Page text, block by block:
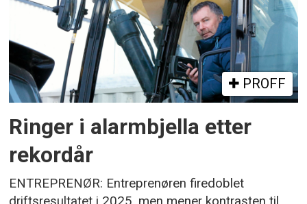
PROFF
Ringer i alarmbjella etter
rekordår
ENTREPRENØR: Entreprenøren firedoblet